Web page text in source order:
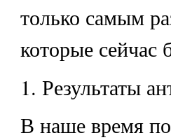
только самым
которые сейчас
1. Результаты
В наше время